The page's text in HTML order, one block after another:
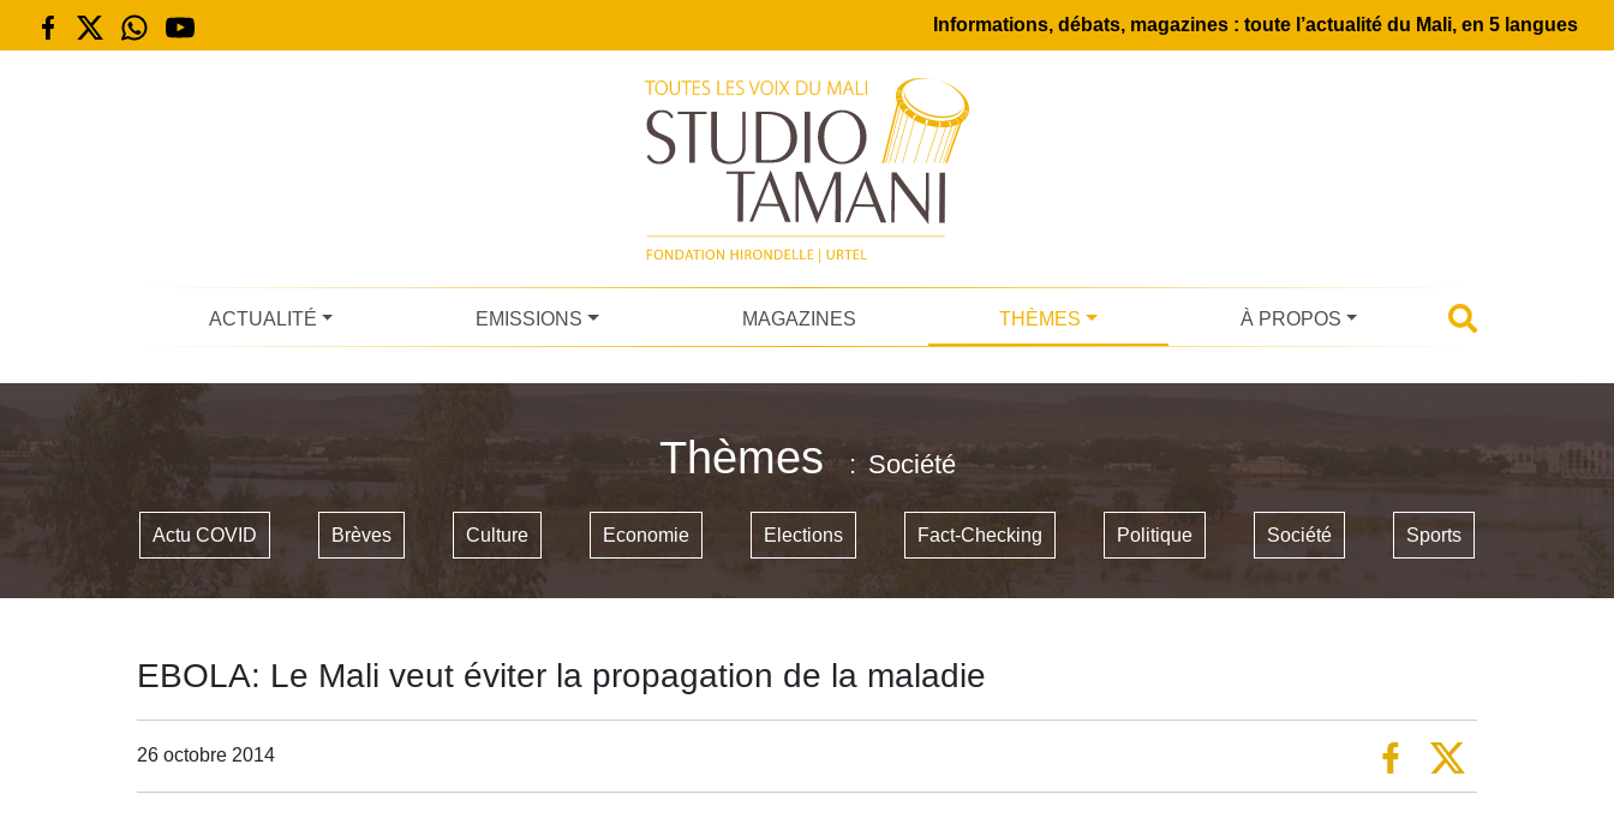
Informations, débats, magazines : toute l’actualité du Mali, en 5 langues
ACTUALITÉ EMISSIONS MAGAZINES THÈMES À PROPOS
Thèmes Société
Actu COVID Brèves Culture Economie Elections Fact-Checking Politique Société Sports
EBOLA: Le Mali veut éviter la propagation de la maladie
26 octobre 2014